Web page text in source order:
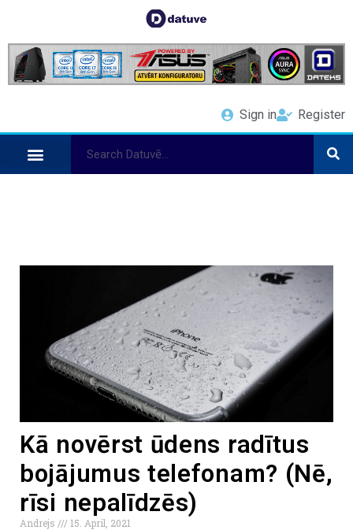
Sign in Register
Kā novērst ūdens radītus
bojājumus telefonam? (Nē,
rīsi nepalīdzēs)
Andrejs
15. April, 2021